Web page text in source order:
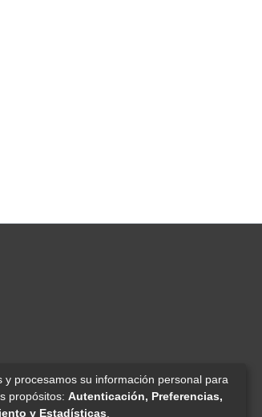
y procesamos su información personal para
propósitos: Autenticación, Preferencias,
y Estadísticas